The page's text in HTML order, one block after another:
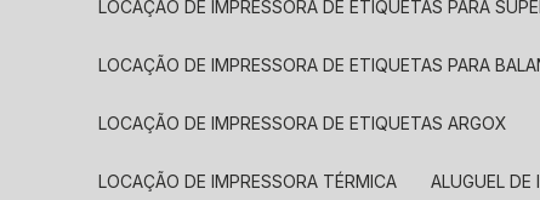
LOCAÇÃO DE IMPRESSORA DE ETIQUETAS PARA
LOCAÇÃO DE IMPRESSORA DE ETIQUETAS PARA
LOCAÇÃO DE IMPRESSORA DE ETIQUETAS ARGOX
LOCAÇÃO DE IMPRESSORA TÉRMICA ALUGUEL